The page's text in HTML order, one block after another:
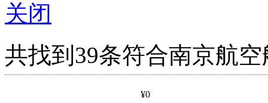
关闭
共找到39条符合南京航
¥0